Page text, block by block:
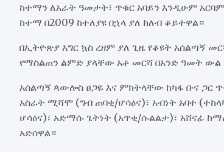
ከተማን ለአራት ዓመታት፣ ጥቁር አባይን እንዲሁም
ከተማ በ2009 ከተለያዩ በኋላ ያለ ክለብ ቆይተዋል።
በኢትዮጽያ እግር ኳስ ረዘም ያለ ጊዜ የቆዩት አሰልጣኝ
የማስልጠን ልምድ ያላቸው አቶ መርሻ በአንድ ዓመት ውል
አሰልጣኝ ጳውሎስ ፀጋዬ እና ምክትላቸው ከካፋ ቡና
አስራት ሚሻሞ (ግብ ጠባቂ/ሆሳዕና)፣ አብነት አባተ
ሆሳዕና)፣ አድማሱ ጌትነት (አጥቂ/ሱልልታ)፣ አሸናፊ
አድሰዋል።